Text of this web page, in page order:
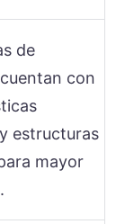
de
con
estructuras
mayor